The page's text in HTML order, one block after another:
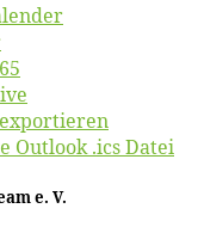
Outlook .ics Datei
e. V.